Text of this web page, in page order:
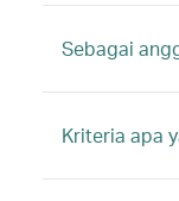
Sebagai
Kriteria apa